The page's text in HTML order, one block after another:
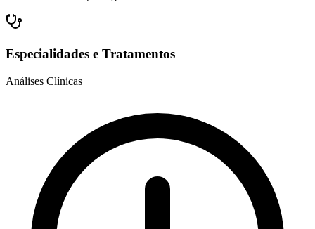
Especialidades e Tratamentos
Análises Clínicas